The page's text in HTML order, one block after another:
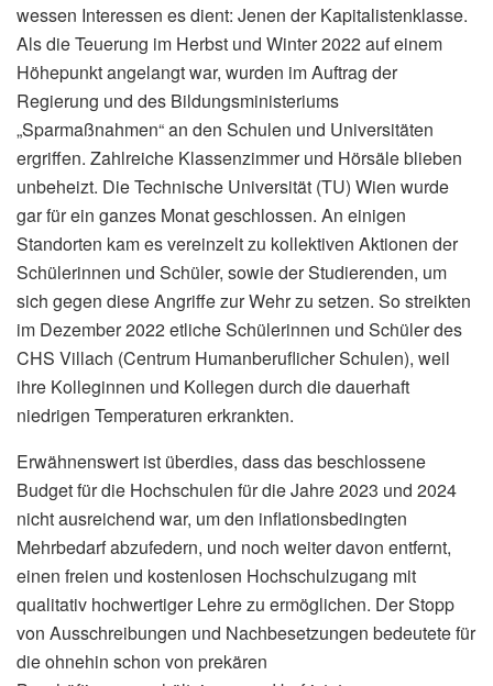
wessen Interessen es dient: Jenen der Kapitalistenklasse.
Als die Teuerung im Herbst und Winter 2022 auf einem
Höhepunkt angelangt war, wurden im Auftrag der
Regierung und des Bildungsministeriums
„Sparmaßnahmen“ an den Schulen und Universitäten
ergriffen. Zahlreiche Klassenzimmer und Hörsäle blieben
unbeheizt. Die Technische Universität (TU) Wien wurde
gar für ein ganzes Monat geschlossen. An einigen
Standorten kam es vereinzelt zu kollektiven Aktionen der
Schülerinnen und Schüler, sowie der Studierenden, um
sich gegen diese Angriffe zur Wehr zu setzen. So streikten
im Dezember 2022 etliche Schülerinnen und Schüler des
CHS Villach (Centrum Humanberuflicher Schulen), weil
ihre Kolleginnen und Kollegen durch die dauerhaft
niedrigen Temperaturen erkrankten.
Erwähnenswert ist überdies, dass das beschlossene
Budget für die Hochschulen für die Jahre 2023 und 2024
nicht ausreichend war, um den inflationsbedingten
Mehrbedarf abzufedern, und noch weiter davon entfernt,
einen freien und kostenlosen Hochschulzugang mit
qualitativ hochwertiger Lehre zu ermöglichen. Der Stopp
von Ausschreibungen und Nachbesetzungen bedeutete für
die ohnehin schon von prekären